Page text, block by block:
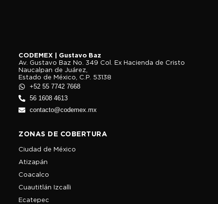
CODEMEX | Gustavo Baz
Av. Gustavo Baz No. 349 Col. Ex Hacienda de Cristo
Naucalpan de Juárez,
Estado de México, C.P. 53138
+52 55 7742 7668
56 1608 4613
contacto@codemex.mx
ZONAS DE COBERTURA
Ciudad de México
Atizapán
Coacalco
Cuautitlán Izcalli
Ecatepec